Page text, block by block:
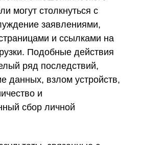
могут столкнуться с
заявлениями,
и ссылками на
Подобные действия
ряд последствий,
данных, взлом устройств,
и
сбор личной